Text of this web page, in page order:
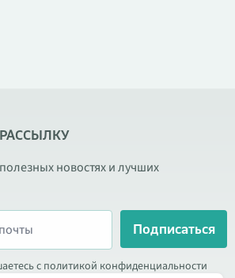
новостях и лучших
Подписаться
с политикой конфиденциальности